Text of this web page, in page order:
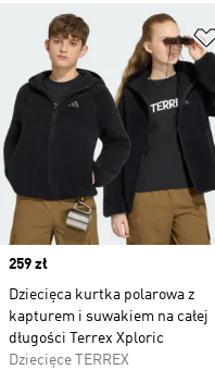
Price
259 zł
Dziecięca kurtka polarowa z
kapturem i suwakiem na całej
długości Terrex Xploric
Dziecięce TERREX